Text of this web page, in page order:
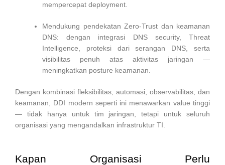
mempercepat deployment.
Mendukung pendekatan Zero-Trust dan keamanan
DNS: dengan integrasi DNS security, Threat
Intelligence, proteksi dari serangan DNS, serta
visibilitas penuh atas aktivitas jaringan —
meningkatkan posture keamanan.
Dengan kombinasi fleksibilitas, automasi, observabilitas, dan
keamanan, DDI modern seperti ini menawarkan value tinggi
— tidak hanya untuk tim jaringan, tetapi untuk seluruh
organisasi yang mengandalkan infrastruktur TI.
Kapan Organisasi Perlu